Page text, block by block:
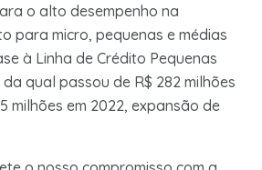
o alto desempenho na
para micro, pequenas e médias
à Linha de Crédito Pequenas
qual passou de R$ 282 milhões
milhões em 2022, expansão de